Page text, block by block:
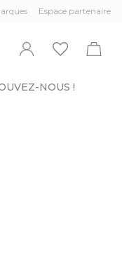
Espace partenaire
NOUS !